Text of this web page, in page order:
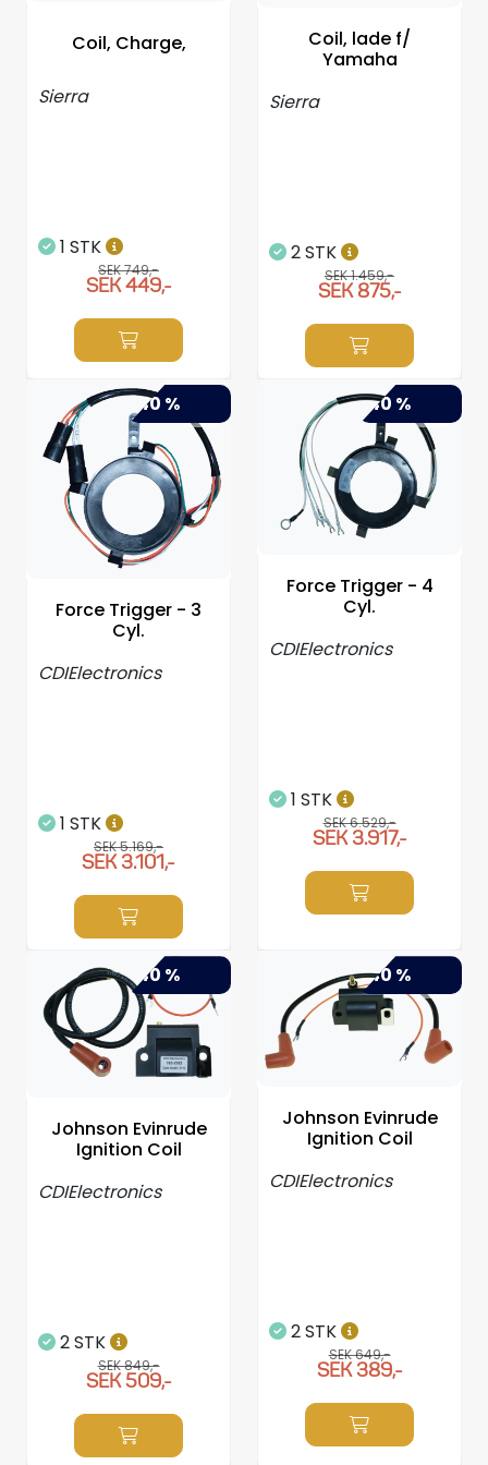
Coil, Charge,
Sierra
1 STK
SEK 749,-
SEK 449,-
Coil, lade f/
Yamaha
Sierra
2 STK
SEK 1.459,-
SEK 875,-
-40 %
Force Trigger - 3
Cyl.
CDIElectronics
1 STK
SEK 5.169,-
SEK 3.101,-
-40 %
Force Trigger - 4
Cyl.
CDIElectronics
1 STK
SEK 6.529,-
SEK 3.917,-
-40 %
Johnson Evinrude
Ignition Coil
CDIElectronics
2 STK
SEK 849,-
SEK 509,-
-40 %
Johnson Evinrude
Ignition Coil
CDIElectronics
2 STK
SEK 649,-
SEK 389,-